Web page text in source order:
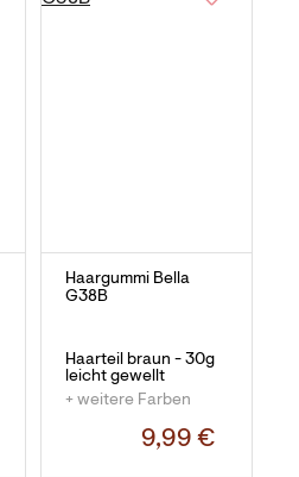
Haargummi Bella
G38B
Haarteil braun - 30g
leicht gewellt
+ weitere Farben
9,99 €